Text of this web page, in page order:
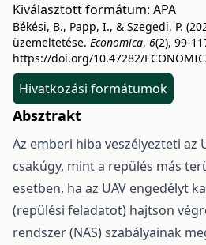
Kiválasztott formátum: APA
Békési, B., Papp, I., & Szegedi, P.
üzemeltetése. Economica, 6(2), 99-
https://doi.org/10.47282/
Hivatkozási formátumok
Absztrakt
Az emberi hiba veszélyezteti az
csakúgy, mint a repülés más
esetben, ha az UAV engedélyt
(repülési feladatot) hajtson
rendszer (NAS) szabályainak